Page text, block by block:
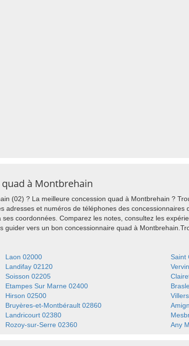
à Montbrehain
(02) ? La meilleure concession quad à Montbrehain ?
adresses et numéros de téléphones des concessionnaires
coordonnées. Comparez les notes, consultez les
guider vers un bon concessionnaire quad à
Laon 02000
Saint
Landifay 02120
Soisson 02205
Etampes Sur Marne 02400
Hirson 02500
Bruyères-et-Montbérault 02860
Landricourt 02380
Rozoy-sur-Serre 02360 Any